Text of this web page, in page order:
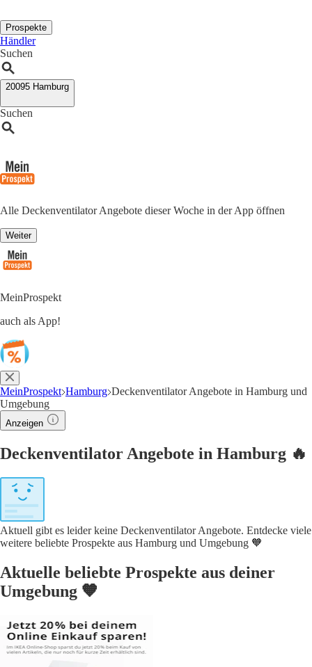
Prospekte
Händler
Suchen
20095 Hamburg
Suchen
Alle Deckenventilator Angebote dieser Woche in der App öffnen
Weiter
MeinProspekt
auch als App!
MeinProspekt Hamburg Deckenventilator Angebote in Hamburg und
Umgebung
Anzeigen
Deckenventilator Angebote in Hamburg 🔥
Aktuell gibt es leider keine Deckenventilator Angebote. Entdecke viele
weitere beliebte Prospekte aus Hamburg und Umgebung 🧡
Aktuelle beliebte Prospekte aus deiner
Umgebung 🧡